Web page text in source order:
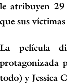
le atribuyen 29
que sus
La película
protagonizada
todo) y Jessica